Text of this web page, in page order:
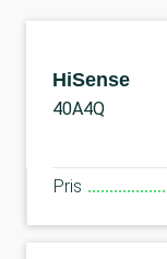
HiSense
40A4Q
Pris